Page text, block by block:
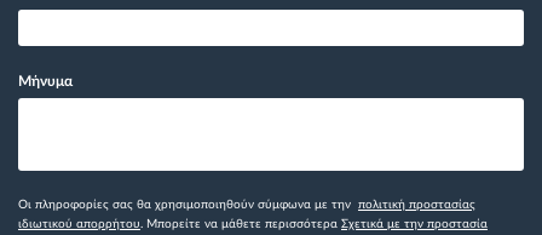
Μήνυμα
Οι πληροφορίες σας θα χρησιμοποιηθούν σύμφωνα με την πολιτική προστασίας
ιδιωτικού απορρήτου . Μπορείτε να μάθετε περισσότερα Σχετικά με την προστασία